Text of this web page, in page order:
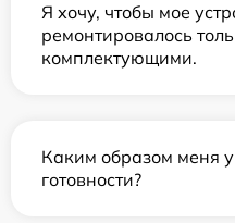
Я хочу, чтобы мое
ремонтировалось
комплектующими.
Каким образом меня
готовности?